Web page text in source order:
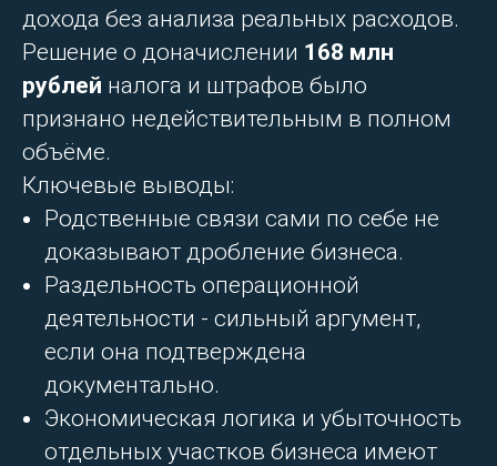
дохода без анализа реальных расходов.
Решение о доначислении 168 млн
рублей налога и штрафов было
признано недействительным в полном
объёме.
Ключевые выводы:
Родственные связи сами по себе не
доказывают дробление бизнеса.
Раздельность операционной
деятельности - сильный аргумент,
если она подтверждена
документально.
Экономическая логика и убыточность
отдельных участков бизнеса имеют